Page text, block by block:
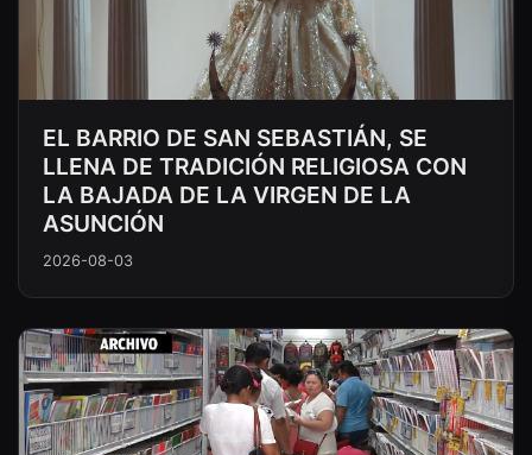
EL BARRIO DE SAN SEBASTIÁN, SE
LLENA DE TRADICIÓN RELIGIOSA CON
LA BAJADA DE LA VIRGEN DE LA
ASUNCIÓN
2026-08-03